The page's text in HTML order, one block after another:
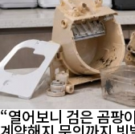
“열어보니 검은 곰팡